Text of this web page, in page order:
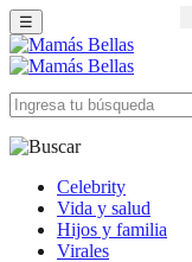
☰
Celebrity
Vida y salud
Hijos y familia
Virales